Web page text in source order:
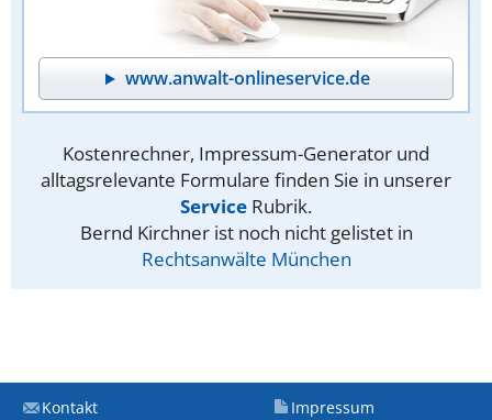
www.anwalt-onlineservice.de
Kostenrechner, Impressum-Generator und
alltagsrelevante Formulare finden Sie in unserer
Service Rubrik.
Bernd Kirchner ist noch nicht gelistet in
Rechtsanwälte München
Kontakt Impressum